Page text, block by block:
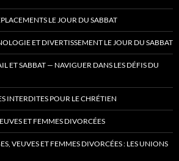
LE JOUR DU SABBAT
ET DIVERTISSEMENT LE JOUR DU SABBAT
ET SABBAT — NAVIGUER DANS LES DÉFIS DU
INTERDITES POUR LE CHRÉTIEN
ET FEMMES DIVORCÉES
VEUVES ET FEMMES DIVORCÉES : LES UNIONS